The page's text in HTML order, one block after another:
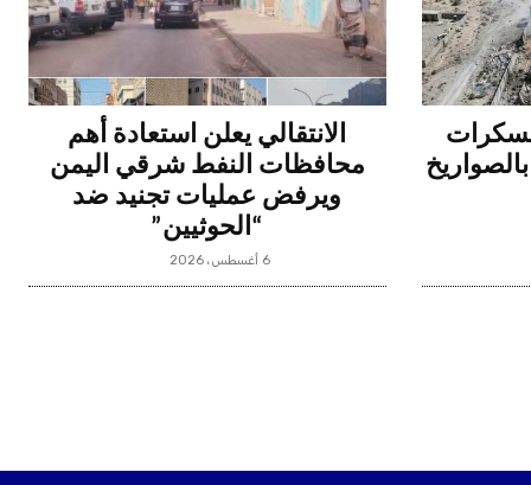
الانتقالي يعلن استعادة أهم
محافظات النفط شرقي اليمن
ويرفض عمليات تجنيد ضد
“الحوثيين”
6 أغسطس، 2026